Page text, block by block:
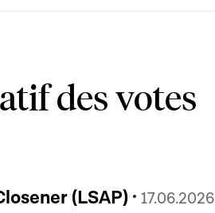
des votes
Motion 1 - Mme. Closener (LSAP) · 17.06.2026